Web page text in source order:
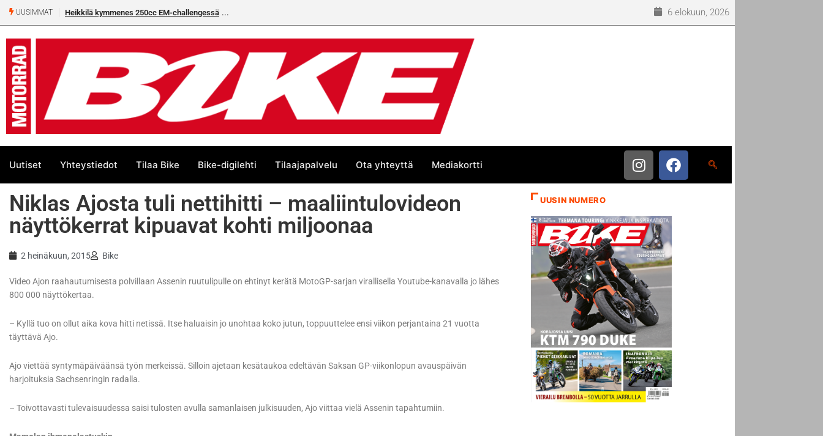
UUSIMMAT Heikkilä kymmenes 250cc EM-challengessä 6 elokuun, 2026
Uutiset Yhteystiedot Tilaa Bike Bike-digilehti Tilaajapalvelu Ota yhteyttä Mediakortti
Niklas Ajosta tuli nettihitti – maaliintulovideon
näyttökerrat kipuavat kohti miljoonaa
2 heinäkuun, 2015 Bike
Video Ajon raahautumisesta polvillaan Assenin ruutulipulle on ehtinyt kerätä MotoGP-sarjan virallisella Youtube-kanavalla jo lähes
800 000 näyttökertaa.
– Kyllä tuo on ollut aika kova hitti netissä. Itse haluaisin jo unohtaa koko jutun, toppuuttelee ensi viikon perjantaina 21 vuotta
täyttävä Ajo.
Ajo viettää syntymäpäiväänsä työn merkeissä. Silloin ajetaan kesätaukoa edeltävän Saksan GP-viikonlopun avauspäivän
harjoituksia Sachsenringin radalla.
– Toivottavasti tulevaisuudessa saisi tulosten avulla samanlaisen julkisuuden, Ajo viittaa vielä Assenin tapahtumiin.
UUSIN NUMERO